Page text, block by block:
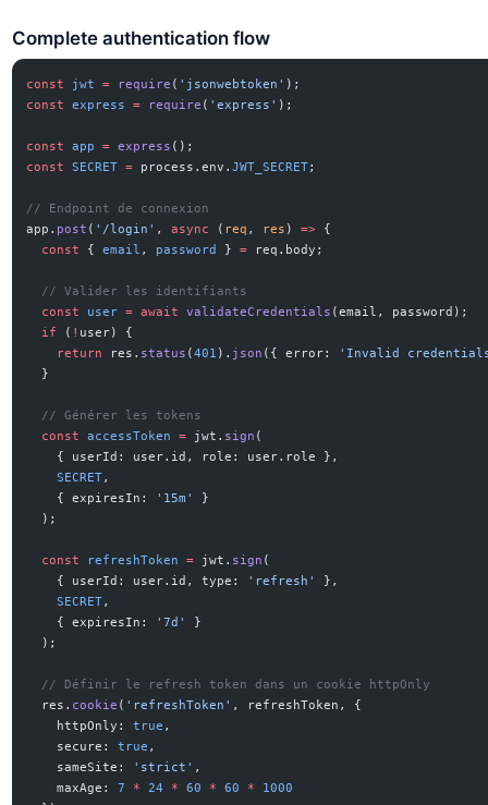
Complete authentication flow
const jwt = require ( 'jsonwebtoken' );
const
express = require ( 'express' );
const app = express ();
const
SECRET = process.env.JWT_SECRET;
// Endpoint de connexion
app. post ( '/login' , async ( req , res ) => {
  const
{ email , password } = req.body;
  // Valider les identifiants
  const
user = await validateCredentials (email, password);
  if
( ! user) {
    return
res. status (401 ). json ({ error:
'Invalid
  }
  // Générer les tokens
  const
accessToken = jwt. sign (
    { userId: user.id, role: user.role },
    SECRET
,
    { expiresIn:
'15m'
}
  );
  const
refreshToken = jwt. sign (
    { userId: user.id, type:
'refresh'
},
    SECRET
,
    { expiresIn:
'7d'
}
  );
  // Définir le refresh token dans un cookie httpOnly
  res.
cookie ( 'refreshToken' , refreshToken, {
    httpOnly:
true ,
    secure:
true ,
    sameSite:
'strict' ,
    maxAge:
7 * 24 * 60 * 60 *
1000